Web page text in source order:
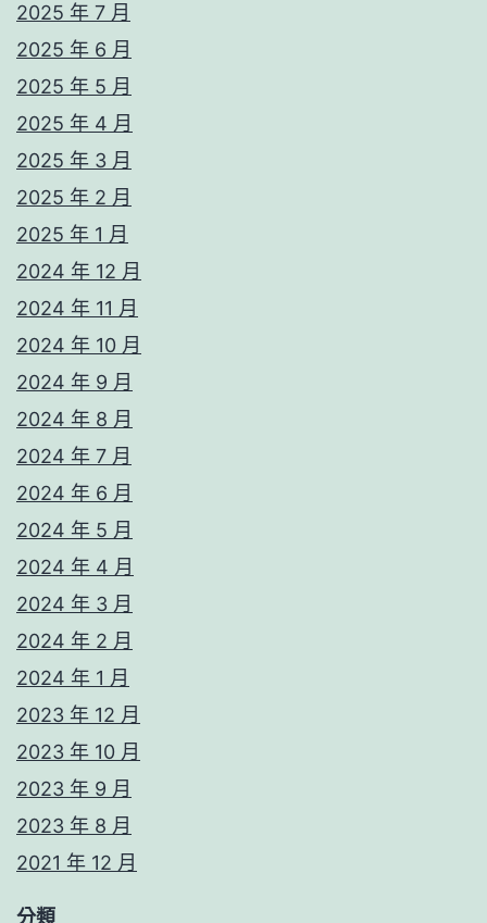
2025 年 7 月
2025 年 6 月
2025 年 5 月
2025 年 4 月
2025 年 3 月
2025 年 2 月
2025 年 1 月
2024 年 12 月
2024 年 11 月
2024 年 10 月
2024 年 9 月
2024 年 8 月
2024 年 7 月
2024 年 6 月
2024 年 5 月
2024 年 4 月
2024 年 3 月
2024 年 2 月
2024 年 1 月
2023 年 12 月
2023 年 10 月
2023 年 9 月
2023 年 8 月
2021 年 12 月
分類